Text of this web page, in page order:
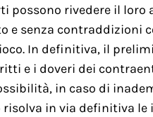
possono rivedere il loro
e senza contraddizioni
In definitiva, il
e i doveri dei
in caso di
in via definitiva le